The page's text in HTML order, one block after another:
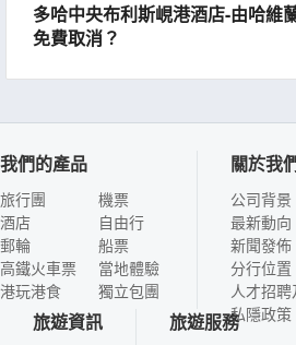
多哈中央布利斯峴港酒店-由哈維
免費取消？
我們的產品
旅行團
酒店
郵輪
高鐵火車票
港玩港食
機票
自由行
船票
當地體驗
獨立包團
關於我
公司背景
最新動向
新聞發佈
分行位置
人才招
私隱政策
旅遊資訊 旅遊服務